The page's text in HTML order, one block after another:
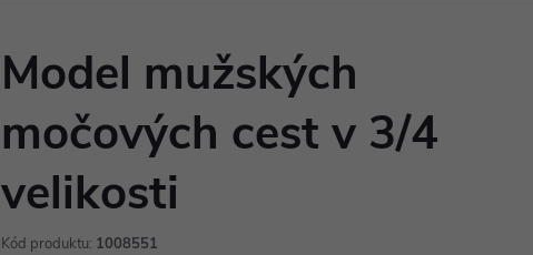
Model mužských
močových cest v 3/4
velikosti
Kód produktu: 1008551